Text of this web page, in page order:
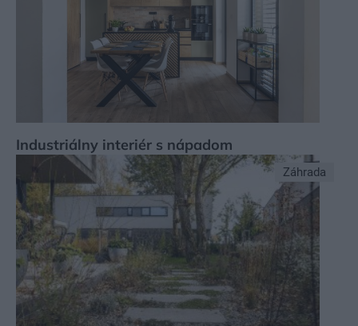
Industriálny interiér s nápadom
Záhrada